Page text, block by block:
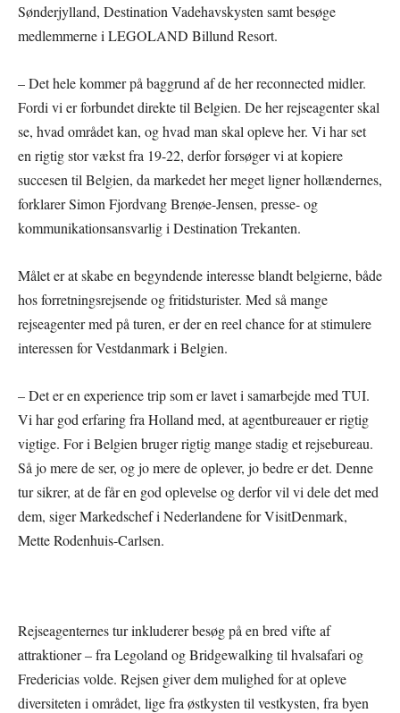
Sønderjylland, Destination Vadehavskysten samt besøge
medlemmerne i LEGOLAND Billund Resort.
– Det hele kommer på baggrund af de her reconnected midler.
Fordi vi er forbundet direkte til Belgien. De her rejseagenter skal
se, hvad området kan, og hvad man skal opleve her. Vi har set
en rigtig stor vækst fra 19-22, derfor forsøger vi at kopiere
succesen til Belgien, da markedet her meget ligner hollændernes,
forklarer Simon Fjordvang Brenøe-Jensen, presse- og
kommunikationsansvarlig i Destination Trekanten.
Målet er at skabe en begyndende interesse blandt belgierne, både
hos forretningsrejsende og fritidsturister. Med så mange
rejseagenter med på turen, er der en reel chance for at stimulere
interessen for Vestdanmark i Belgien.
– Det er en experience trip som er lavet i samarbejde med TUI.
Vi har god erfaring fra Holland med, at agentbureauer er rigtig
vigtige. For i Belgien bruger rigtig mange stadig et rejsebureau.
Så jo mere de ser, og jo mere de oplever, jo bedre er det. Denne
tur sikrer, at de får en god oplevelse og derfor vil vi dele det med
dem, siger Markedschef i Nederlandene for VisitDenmark,
Mette Rodenhuis-Carlsen.
Rejseagenternes tur inkluderer besøg på en bred vifte af
attraktioner – fra Legoland og Bridgewalking til hvalsafari og
Fredericias volde. Rejsen giver dem mulighed for at opleve
diversiteten i området, lige fra østkysten til vestkysten, fra byen